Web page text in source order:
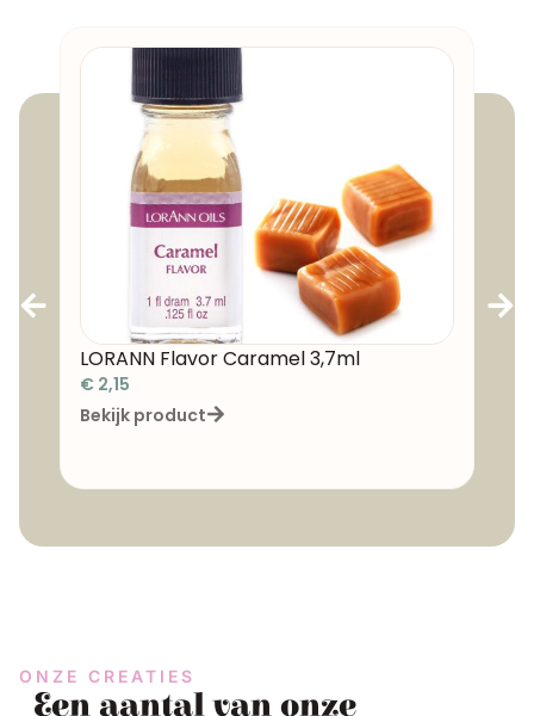
LORANN Flavor Caramel 3,7ml
€ 2,15
Bekijk product
ONZE CREATIES
Een aantal van onze